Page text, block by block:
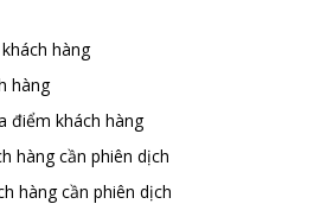
hàng
hàng
điểm khách hàng
hàng cần phiên dịch
hàng cần phiên dịch